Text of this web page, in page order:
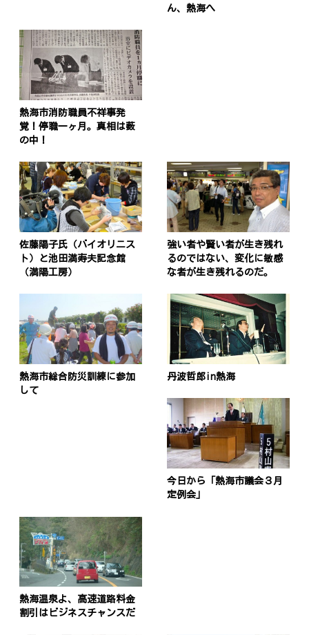
ん、熱海へ
熱海市消防職員不祥事発
覚！停職一ヶ月。真相は薮
の中！
佐藤陽子氏（バイオリニス
ト）と池田満寿夫記念館
（満陽工房）
強い者や賢い者が生き残れ
るのではない、変化に敏感
な者が生き残れるのだ。
熱海市総合防災訓練に参加
して
丹波哲郎in熱海
今日から「熱海市議会３月
定例会」
熱海温泉よ、高速道路料金
割引はビジネスチャンスだ